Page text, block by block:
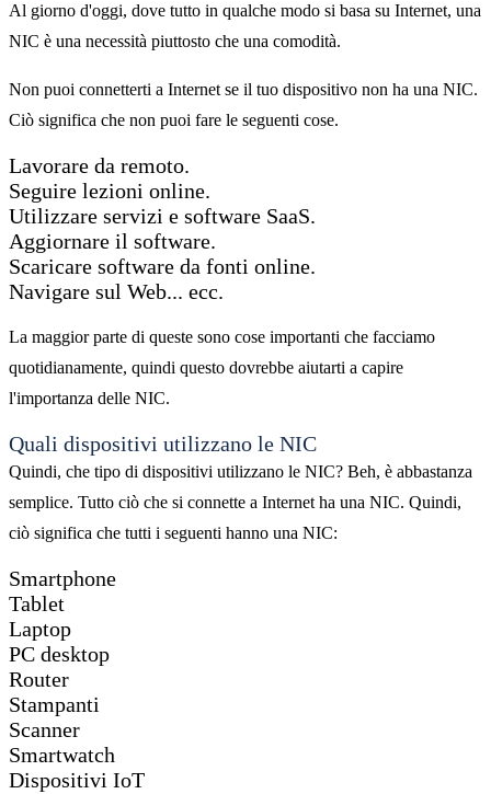
Al giorno d'oggi, dove tutto in qualche modo si basa su Internet, una
NIC è una necessità piuttosto che una comodità.
Non puoi connetterti a Internet se il tuo dispositivo non ha una NIC.
Ciò significa che non puoi fare le seguenti cose.
Lavorare da remoto.
Seguire lezioni online.
Utilizzare servizi e software SaaS.
Aggiornare il software.
Scaricare software da fonti online.
Navigare sul Web... ecc.
La maggior parte di queste sono cose importanti che facciamo
quotidianamente, quindi questo dovrebbe aiutarti a capire
l'importanza delle NIC.
Quali dispositivi utilizzano le NIC
Quindi, che tipo di dispositivi utilizzano le NIC? Beh, è ​​abbastanza
semplice. Tutto ciò che si connette a Internet ha una NIC. Quindi,
ciò significa che tutti i seguenti hanno una NIC:
Smartphone
Tablet
Laptop
PC desktop
Router
Stampanti
Scanner
Smartwatch
Dispositivi IoT